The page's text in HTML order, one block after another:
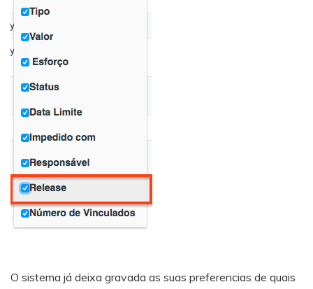
O sistema já deixa gravada as suas preferencias de quais